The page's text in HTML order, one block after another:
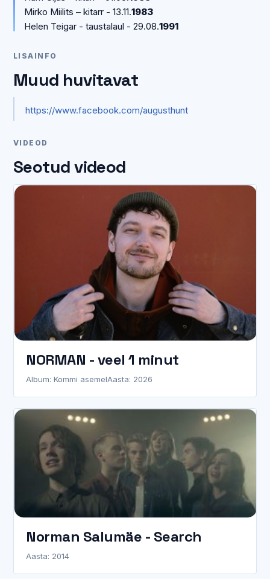
Mirko Miilits – kitarr - 13.11.1983
Helen Teigar - taustalaul - 29.08.1991
LISAINFO
Muud huvitavat
https://www.facebook.com/augusthunt
VIDEOD
Seotud videod
NORMAN - veel 1 minut
Album: Kommi asemelAasta: 2026
Norman Salumäe - Search
Aasta: 2014